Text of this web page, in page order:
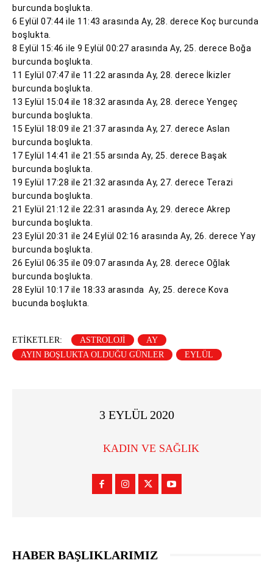
burcunda boşlukta.
6 Eylül 07:44 ile 11:43 arasında Ay, 28. derece Koç burcunda
boşlukta.
8 Eylül 15:46 ile 9 Eylül 00:27 arasında Ay, 25. derece Boğa
burcunda boşlukta.
11 Eylül 07:47 ile 11:22 arasında Ay, 28. derece İkizler
burcunda boşlukta.
13 Eylül 15:04 ile 18:32 arasında Ay, 28. derece Yengeç
burcunda boşlukta.
15 Eylül 18:09 ile 21:37 arasında Ay, 27. derece Aslan
burcunda boşlukta.
17 Eylül 14:41 ile 21:55 arsında Ay, 25. derece Başak
burcunda boşlukta.
19 Eylül 17:28 ile 21:32 arasında Ay, 27. derece Terazi
burcunda boşlukta.
21 Eylül 21:12 ile 22:31 arasında Ay, 29. derece Akrep
burcunda boşlukta.
23 Eylül 20:31 ile 24 Eylül 02:16 arasında Ay, 26. derece Yay
burcunda boşlukta.
26 Eylül 06:35 ile 09:07 arasında Ay, 28. derece Oğlak
burcunda boşlukta.
28 Eylül 10:17 ile 18:33 arasında Ay, 25. derece Kova
bucunda boşlukta.
ETIKETLER: ASTROLOJI
AY
AYIN BOŞLUKTA OLDUĞU GÜNLER
EYLÜL
3 EYLÜL 2020
KADIN VE SAĞLIK
HABER BAŞLIKLARIMIZ